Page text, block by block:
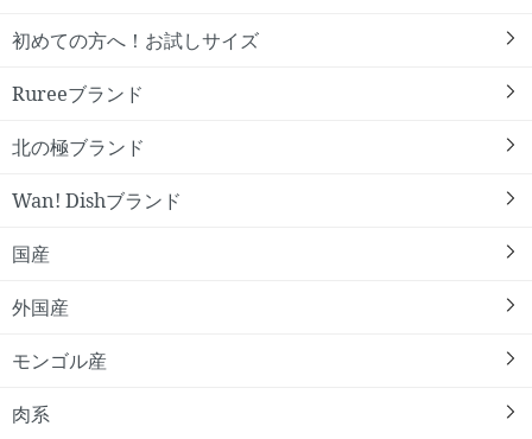
初めての方へ！お試しサイズ
Rureeブランド
北の極ブランド
Wan! Dishブランド
国産
外国産
モンゴル産
肉系